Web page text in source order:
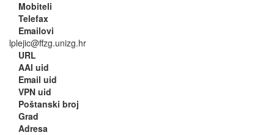
Mobiteli
Telefax
Emailovi
lplejic@ffzg.unizg.hr
URL
AAI uid
Email uid
VPN uid
Poštanski broj
Grad
Adresa